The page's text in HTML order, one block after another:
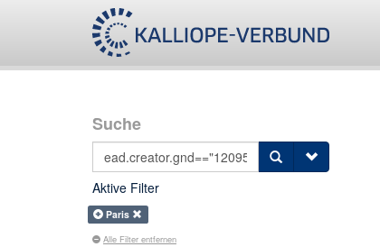
Suche
Aktive Filter
Paris
Alle Filter entfernen